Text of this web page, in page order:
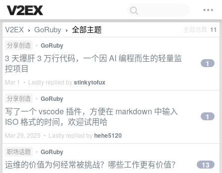
V2EX › GoRuby › 全部主题 主题总数 11
分享创造 • GoRuby
3 天爆肝 3 万行代码，一个因 AI 编程而生的轻量监
控项目
Mar 1 • Lastly replied bystinkytofux
1
分享创造 • GoRuby
写了一个 vscode 插件，方便在 markdown 中输入
ISO 格式的时间，欢迎试用哈
Mar 29, 2025 • Lastly replied byhehe5120
1
职场话题 • GoRuby
运维的价值为何经常被挑战？哪些工作更有价值？ 13